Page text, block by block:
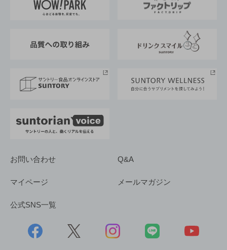
地域情報
サントリーサンバーズ大阪
サントリーが考えるサステナビリティ経営
企業概要
採用情報
お問い合わせ Q&A
マイページ メールマガジン
公式SNS一覧